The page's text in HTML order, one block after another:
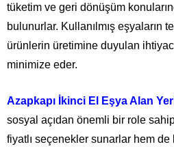
tüketim ve geri dönüşüm
bulunurlar. Kullanılmış eşyaların
ürünlerin üretimine duyulan
minimize eder.
Azapkapı İkinci El Eşya Alan
sosyal açıdan önemli bir role
fiyatlı seçenekler sunarlar hem de